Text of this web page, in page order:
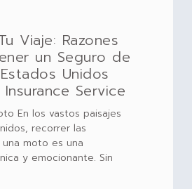
Viaje: Razones
un Seguro de
Unidos
Service
En los vastos paisajes
recorrer las
moto es una
y emocionante. Sin